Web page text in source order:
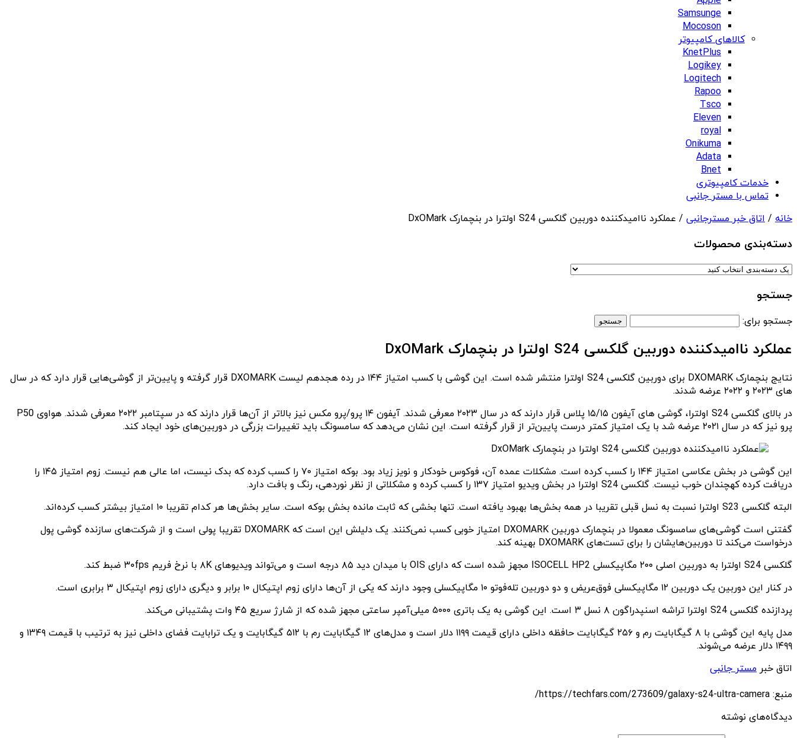
Samsunge
Mocoson
کالاهای کامپیوتر
KnetPlus
Logikey
Logitech
Rapoo
Tsco
Eleven
royal
Onikuma
Adata
Bnet
خدمات کامپیوتری
تماس با مستر جانبی
خانه / اتاق خبر مسترجانبی / عملکرد ناامیدکننده دوربین گلکسی S24 اولترا در بنچمارک DxOMark
دسته‌بندی‌ محصولات
جستجو
جستجو برای:
عملکرد ناامیدکننده دوربین گلکسی S24 اولترا در بنچمارک DxOMark
نتایج بنچمارک DXOMARK برای دوربین گلکسی S24 اولترا منتشر شده است. این گوشی با کسب امتیاز ۱۴۴ در رده هجدهم لیست DXOMARK قرار گرفته و پایین‌تر از گوشی‌هایی قرار دارد که در سال
های ۲۰۲۳ و ۲۰۲۲ عرضه شدند.
در بالای گلکسی S24 اولترا، گوشی های آیفون ۱۵/۱۵ پلاس قرار دارند که در سال ۲۰۲۳ معرفی شدند. آیفون ۱۴ پرو/پرو مکس نیز بالاتر از آن‌ها قرار دارند که در سپتامبر ۲۰۲۲ معرفی شدند. هواوی P50
پرو نیز که در سال ۲۰۲۱ عرضه شد با یک امتیاز کمتر درست پایین‌تر از قرار گرفته است. این نشان می‌دهد که سامسونگ باید تغییرات بزرگی در دوربین‌های خود ایجاد کند.
این گوشی در بخش عکاسی امتیاز ۱۴۴ را کسب کرده است. مشکلات عمده آن، فوکوس خودکار و نویز زیاد بود. بوکه امتیاز ۷۰ را کسب کرده که بدک نیست، اما عالی هم نیست. زوم امتیاز ۱۴۵ را
دریافت کرده کهچندان خوب نیست. گلکسی S24 اولترا در بخش ویدیو امتیاز ۱۳۷ را کسب کرده و مشکلاتی از نظر نوردهی، رنگ و بافت دارد.
البته گلکسی S23 اولترا نسبت به نسل قبلی تقریبا در همه بخش‌ها بهبود یافته است. تنها بخشی که ثابت مانده بخش بوکه است. سایر بخش‌ها هر کدام تقریبا ۱۰ امتیاز بیشتر کسب کرده‌اند.
گفتنی است گوشی‌های سامسونگ معمولا در بنچمارک دوربین DXOMARK امتیاز خوبی کسب نمی‌کنند. یک دلیلش این است که DXOMARK تقریبا پولی است و از شرکت‌های سازنده گوشی پول
درخواست می‌کند تا دوربین‌هایشان را برای تست‌های DXOMARK بهینه کند.
گلکسی S24 اولترا به دوربین اصلی ۲۰۰ مگاپیکسلی ISOCELL HP2 مجهز شده است که دارای OIS با میدان دید ۸۵ درجه است و می‌تواند ویدیوهای ۸K با نرخ فریم ۳۰fps ضبط کند.
در کنار این دوربین یک دوربین ۱۲ مگاپیکسلی فوق‌عریض و دو دوربین تله‌فوتو ۱۰ مگاپیکسلی وجود دارند که یکی از آن‌ها دارای زوم اپتیکال ۱۰ برابر و دیگری دارای زوم اپتیکال ۳ برابری است.
پردازنده گلکسی S24 اولترا تراشه اسنپدراگون ۸ نسل ۳ است. این گوشی به یک باتری ۵۰۰۰ میلی‌آمپر ساعتی مجهز شده که از شارژ سریع ۴۵ وات پشتیبانی می‌کند.
مدل پایه این گوشی با ۸ گیگابایت رم و ۲۵۶ گیگابایت حافظه داخلی دارای قیمت ۱۱۹۹ دلار است و مدل‌های ۱۲ گیگابایت رم با ۵۱۲ گیگابایت و یک ترابایت فضای داخلی نیز به ترتیب با قیمت ۱۳۴۹ و
۱۴۹۹ دلار عرضه می‌شوند.
اتاق خبر مستر جانبی
منبع: https://techfars.com/273609/galaxy-s24-ultra-camera/
دیدگاه‌های نوشته